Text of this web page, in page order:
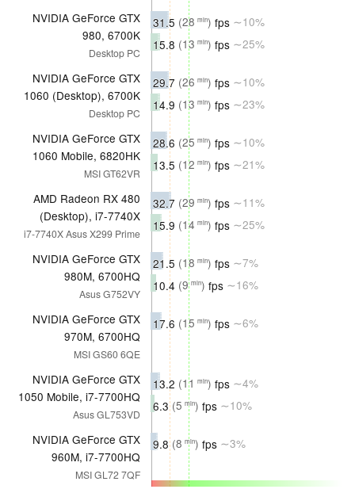
NVIDIA GeForce GTX
980, 6700K
Desktop PC
31.5 (28 min) fps ∼10%
15.8 (13 min) fps ∼25%
NVIDIA GeForce GTX
1060 (Desktop), 6700K
Desktop PC
29.7 (26 min) fps ∼10%
14.9 (13 min) fps ∼23%
NVIDIA GeForce GTX
1060 Mobile, 6820HK
MSI GT62VR
28.6 (25 min) fps ∼10%
13.5 (12 min) fps ∼21%
AMD Radeon RX 480
(Desktop), i7-7740X
i7-7740X Asus X299 Prime
32.7 (29 min) fps ∼11%
15.9 (14 min) fps ∼25%
NVIDIA GeForce GTX
980M, 6700HQ
Asus G752VY
21.5 (18 min) fps ∼7%
10.4 (9 min) fps ∼16%
NVIDIA GeForce GTX
970M, 6700HQ
MSI GS60 6QE
17.6 (15 min) fps ∼6%
NVIDIA GeForce GTX
1050 Mobile, i7-7700HQ
Asus GL753VD
13.2 (11 min) fps ∼4%
6.3(5 min) fps ∼10%
NVIDIA GeForce GTX
960M, i7-7700HQ
MSI GL72 7QF
9.8(8 min) fps ∼3%